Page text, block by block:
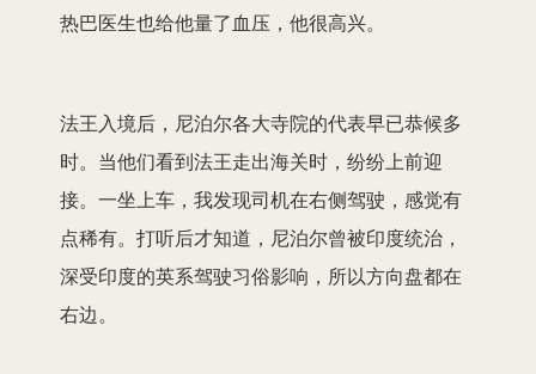
热巴医生也给他量了血压，他很高兴。
法王入境后，尼泊尔各大寺院的代表早已恭候多
时。当他们看到法王走出海关时，纷纷上前迎
接。一坐上车，我发现司机在右侧驾驶，感觉有
点稀有。打听后才知道，尼泊尔曾被印度统治，
深受印度的英系驾驶习俗影响，所以方向盘都在
右边。